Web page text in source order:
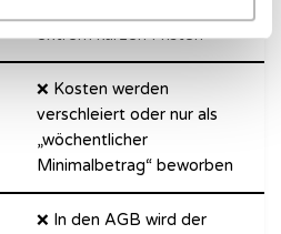
extrem kurzen Fristen
❌ Kosten werden
verschleiert oder nur als
„wöchentlicher
Minimalbetrag“ beworben
❌ In den AGB wird der